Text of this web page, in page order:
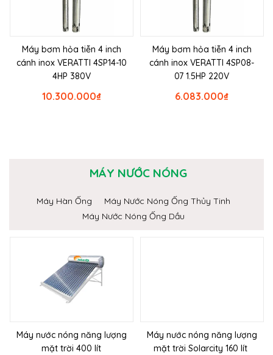
Máy bơm hỏa tiễn 4 inch
cánh inox VERATTI 4SP14-10
4HP 380V
₫
10.300.000
Máy bơm hỏa tiễn 4 inch
cánh inox VERATTI 4SP08-
07 1.5HP 220V
₫
6.083.000
MÁY NƯỚC NÓNG
Máy Hàn Ống
Máy Nước Nóng Ống Thủy Tinh
Máy Nước Nóng Ống Dầu
Máy nước nóng năng lượng
mặt trời 400 lít
Máy nước nóng năng lượng
mặt trời Solarcity 160 lít